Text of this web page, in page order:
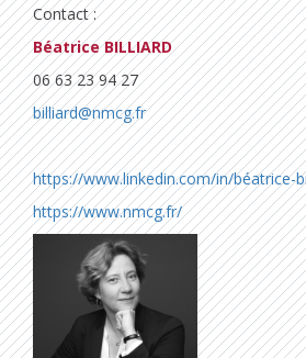
Contact :
Béatrice BILLIARD
06 63 23 94 27
billiard@nmcg.fr
https://www.linkedin.com/in/béatrice-
https://www.nmcg.fr/